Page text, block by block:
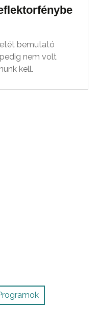
bemutató
nem volt
kell.